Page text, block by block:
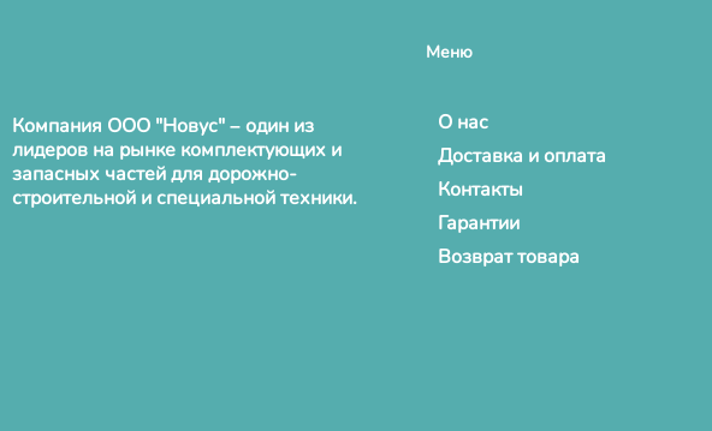
Компания ООО "Новус" – один из
лидеров на рынке комплектующих и
запасных частей для дорожно-
строительной и специальной техники.
Меню
О нас
Доставка и оплата
Контакты
Гарантии
Возврат товара